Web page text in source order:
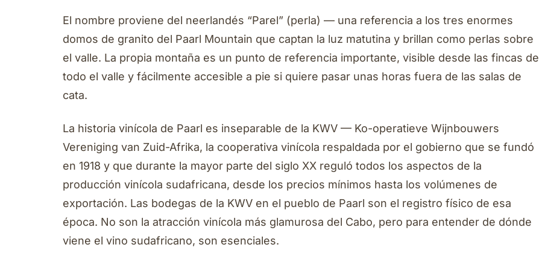
El nombre proviene del neerlandés “Parel” (perla) — una referencia a los tres enormes
domos de granito del Paarl Mountain que captan la luz matutina y brillan como perlas sobre
el valle. La propia montaña es un punto de referencia importante, visible desde las fincas de
todo el valle y fácilmente accesible a pie si quiere pasar unas horas fuera de las salas de
cata.
La historia vinícola de Paarl es inseparable de la KWV — Ko-operatieve Wijnbouwers
Vereniging van Zuid-Afrika, la cooperativa vinícola respaldada por el gobierno que se fundó
en 1918 y que durante la mayor parte del siglo XX reguló todos los aspectos de la
producción vinícola sudafricana, desde los precios mínimos hasta los volúmenes de
exportación. Las bodegas de la KWV en el pueblo de Paarl son el registro físico de esa
época. No son la atracción vinícola más glamurosa del Cabo, pero para entender de dónde
viene el vino sudafricano, son esenciales.